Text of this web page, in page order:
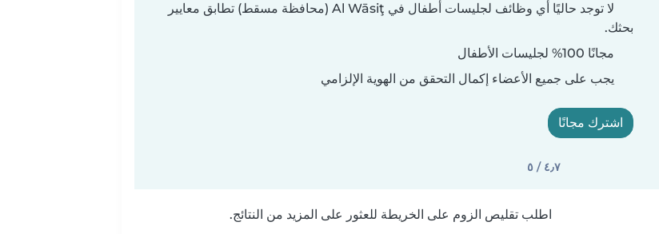
لا توجد حاليًا أي وظائف لجليسات أطفال في Al Wāsiţ (محافظة مسقط) تطابق معايير
بحثك.
مجانًا 100% لجليسات الأطفال
يجب على جميع الأعضاء إكمال التحقق من الهوية الإلزامي
اشترك مجانًا
٤٫٧ / ٥
اطلب تقليص الزوم على الخريطة للعثور على المزيد من النتائج.